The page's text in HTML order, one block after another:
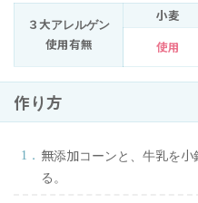
３大アレルゲン
使用有無
小麦
使用
作り方
無添加コーンと、牛乳を
る。